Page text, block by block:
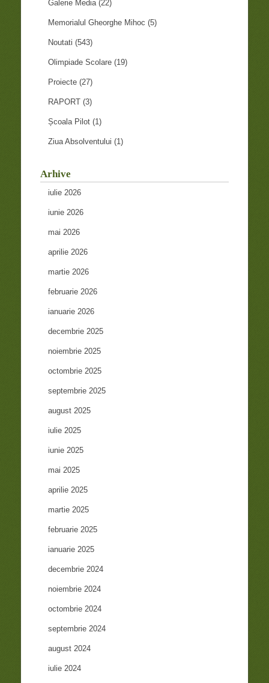
Galerie Media(22)
Memorialul Gheorghe Mihoc (5)
Noutati (543)
Olimpiade Scolare (19)
Proiecte (27)
RAPORT (3)
Școala Pilot (1)
Ziua Absolventului (1)
Arhive
iulie 2026
iunie 2026
mai 2026
aprilie 2026
martie 2026
februarie 2026
ianuarie 2026
decembrie 2025
noiembrie 2025
octombrie 2025
septembrie 2025
august 2025
iulie 2025
iunie 2025
mai 2025
aprilie 2025
martie 2025
februarie 2025
ianuarie 2025
decembrie 2024
noiembrie 2024
octombrie 2024
septembrie 2024
august 2024
iulie 2024